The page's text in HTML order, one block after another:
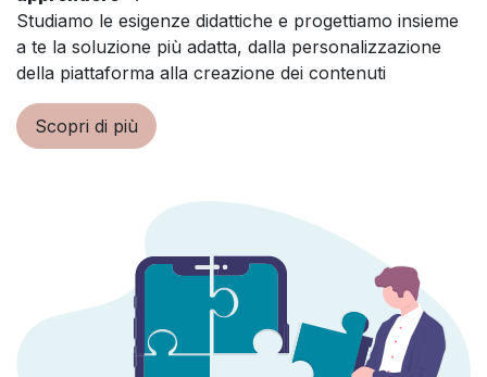
Studiamo le esigenze didattiche e progettiamo insieme
a te la soluzione più adatta, dalla personalizzazione
della piattaforma alla creazione dei contenuti
Scopri di più